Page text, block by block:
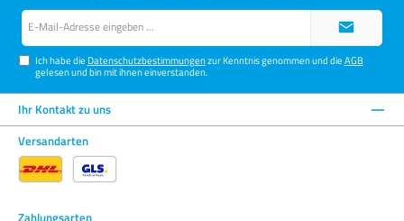
Ich habe die Datenschutzbestimmungenzur Kenntnis genommen und dieAGB
gelesen und bin mit ihnen einverstanden.
Ihr Kontakt zu uns
Versandarten